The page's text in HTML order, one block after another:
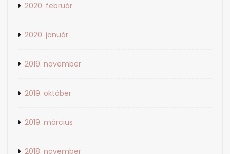
2020. február
2020. január
2019. november
2019. október
2019. március
2018. november